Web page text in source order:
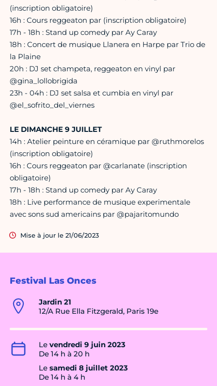
Festival Las Onces
Jardin 21
12/A Rue Ella Fitzgerald, Paris 19e
Le vendredi 9 juin 2023
De 14 h à 20 h
Le samedi 8 juillet 2023
De 14 h à 4 h
(inscription obligatoire)
16h : Cours reggeaton par (inscription obligatoire)
17h - 18h : Stand up comedy par Ay Caray
18h : Concert de musique Llanera en Harpe par Trio de
la Plaine
20h : DJ set champeta, reggeaton en vinyl par
@gina_lollobrigida
23h - 04h : DJ set salsa et cumbia en vinyl par
@el_sofrito_del_viernes
LE DIMANCHE 9 JUILLET
14h : Atelier peinture en céramique par @ruthmorelos
(inscription obligatoire)
16h : Cours reggeaton par @carlanate (inscription
obligatoire)
17h - 18h : Stand up comedy par Ay Caray
18h : Live performance de musique experimentale
avec sons sud americains par @pajaritomundo
Mise à jour le 21/06/2023